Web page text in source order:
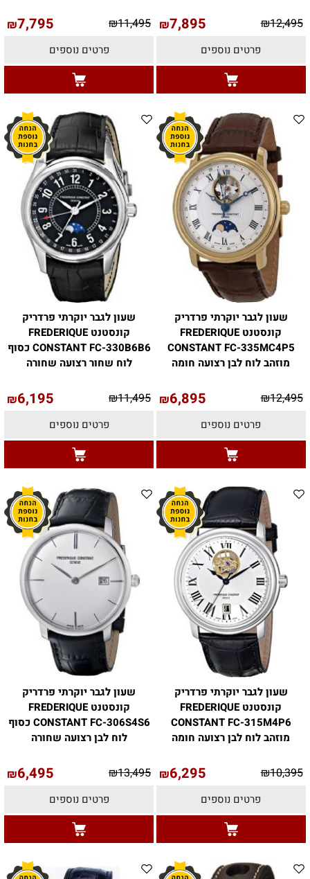
₪12,495
₪7,895
פרטים נוספים
₪11,495
₪7,795
פרטים נוספים
שעון לגבר יוקרתי פרדריק
קונסטנט FREDERIQUE
CONSTANT FC-335MC4P5
מוזהב לוח לבן רצועה חומה
₪12,495
₪6,895
פרטים נוספים
שעון לגבר יוקרתי פרדריק
קונסטנט FREDERIQUE
CONSTANT FC-330B6B6 כסוף
לוח שחור רצועה שחורה
₪11,495
₪6,195
פרטים נוספים
שעון לגבר יוקרתי פרדריק
קונסטנט FREDERIQUE
CONSTANT FC-315M4P6
מוזהב לוח לבן רצועה חומה
₪10,395
₪6,295
פרטים נוספים
שעון לגבר יוקרתי פרדריק
קונסטנט FREDERIQUE
CONSTANT FC-306S4S6 כסוף
לוח לבן רצועה שחורה
₪13,495
₪6,495
פרטים נוספים